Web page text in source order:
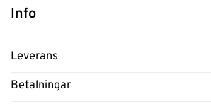
Info
Leverans
Betalningar